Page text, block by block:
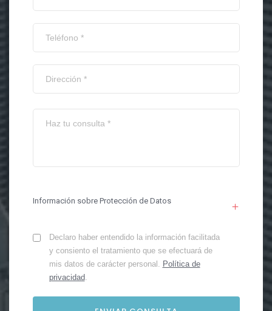
Información sobre Protección de Datos
Declaro haber entendido la información facilitada
y consiento el tratamiento que se efectuará de
mis datos de carácter personal. Política de
privacidad.